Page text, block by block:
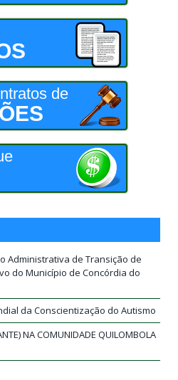
de
Administrativa de Transição de
do Município de Concórdia do
da Conscientização do Autismo
NA COMUNIDADE QUILOMBOLA